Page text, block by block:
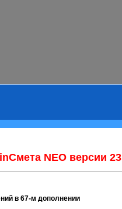
NEO версии 23
в 67-м дополнении